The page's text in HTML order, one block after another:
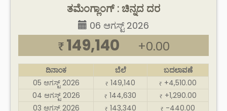
ತಮೆಂಗ್ಲಾಂಗ್ : ಚಿನ್ನದ ದರ
06 ಆಗಸ್ಟ್ 2026
₹ 149,140 +0.00
ದಿನಾಂಕ ಬೆಲೆ
ಬದಲಾವಣೆ
05 ಆಗಸ್ಟ್ 2026
₹ 149,140 ₹ +4,510.00
04 ಆಗಸ್ಟ್ 2026
₹ 144,630 ₹ +1,290.00
03 ಆಗಸ್ಟ್ 2026
₹ 143,340 ₹ -440.00